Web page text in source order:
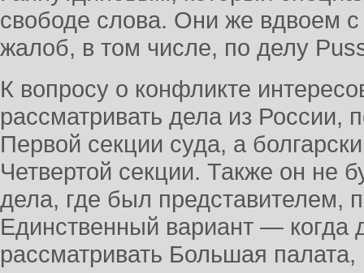
свободе слова. Они же вдвоем
жалоб, в том числе, по делу
К вопросу о конфликте
рассматривать дела из России,
Первой секции суда, а
Четвертой секции. Также он не
дела, где был представителем,
Единственный вариант — когда
рассматривать Большая палата,